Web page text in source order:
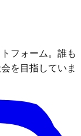
フォーム。誰も
を目指していま